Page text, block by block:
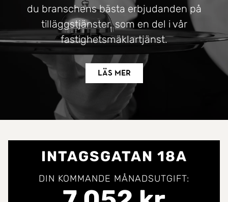
du branschens bästa erbjudanden på
tilläggstjänster, som en del i vår
fastighetsmäklartjänst.
Läs mer